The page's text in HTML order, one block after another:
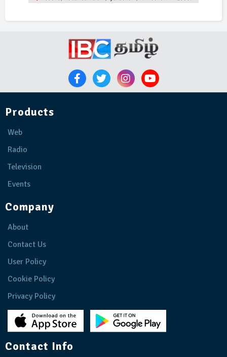
Products
Web
Radio
Television
Events
Company
About
Contact Us
User Policy
Cookie Policy
Privacy Policy
Contact Info